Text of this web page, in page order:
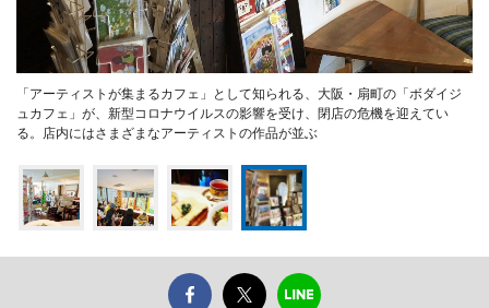
「アーティストが集まるカフェ」として知られる、大阪・扇町の「ボダイジ
ュカフェ」が、新型コロナウイルスの影響を受け、閉店の危機を迎えてい
る。店内にはさまざまなアーティストの作品が並ぶ